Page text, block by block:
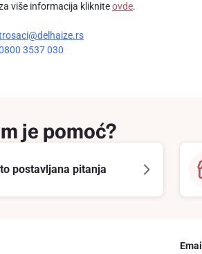
više informacija klikniteovde.
3537 030
je pomoć?
postavljana pitanja
Email